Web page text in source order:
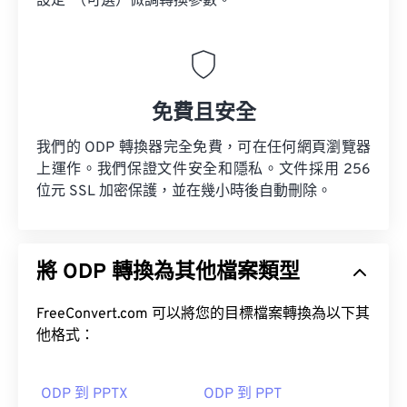
免費且安全
我們的 ODP 轉換器完全免費，可在任何網頁瀏覽器
上運作。我們保證文件安全和隱私。文件採用 256
位元 SSL 加密保護，並在幾小時後自動刪除。
將 ODP 轉換為其他檔案類型
FreeConvert.com 可以將您的目標檔案轉換為以下其
他格式：
ODP 到 PPTX ODP 到 PPT